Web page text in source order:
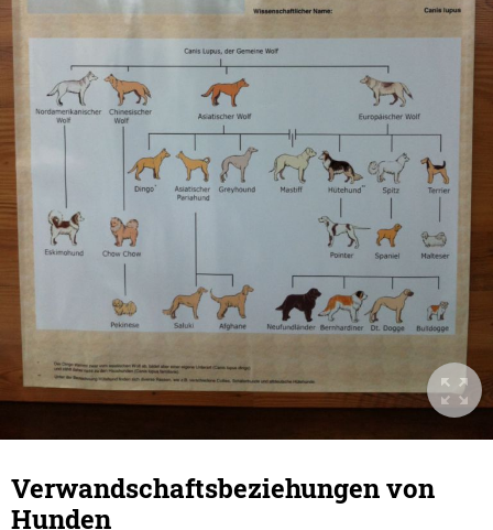
Verwandschaftsbeziehungen von
Hunden